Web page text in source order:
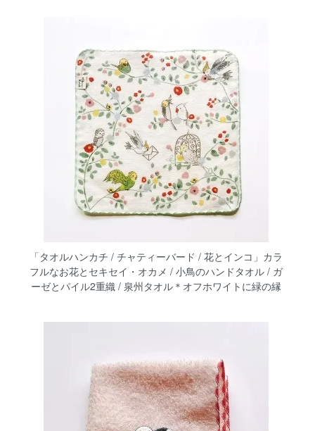
「タオルハンカチ / チャティーバード / 花とインコ」カラ
フルなお花とセキセイ・オカメ / 小鳥のハンドタオル / ガ
ーゼとパイル2重織 / 泉州タオル＊オフホワイトに緑の縁